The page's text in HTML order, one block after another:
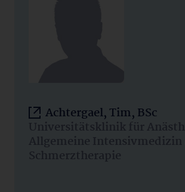
Achtergael, Tim, BSc
Universitätsklinik für
Allgemeine Intensivmedizin
Schmerztherapie